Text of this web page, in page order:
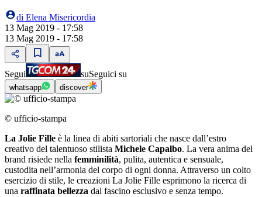
di Elena Misericordia
13 Mag 2019 - 17:58
13 Mag 2019 - 17:58
Segui suSeguici su
whatsapp discover
© ufficio-stampa
La Jolie Fille è la linea di abiti sartoriali che nasce dall’estro
creativo del talentuoso stilista Michele Capalbo. La vera anima del
brand risiede nella femminilità, pulita, autentica e sensuale,
custodita nell’armonia del corpo di ogni donna. Attraverso un colto
esercizio di stile, le creazioni La Jolie Fille esprimono la ricerca di
una raffinata bellezza dal fascino esclusivo e senza tempo.